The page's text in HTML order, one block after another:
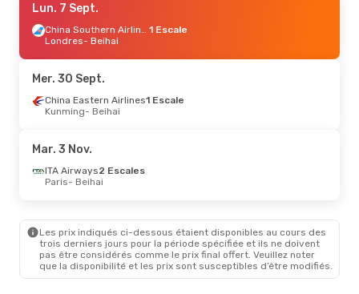
Lun. 7 Sept.
China Southern Airlines 1 Escale
Londres- Beihai
Beihai- Londres
Jeu. 17 Sept.- Jeu. 24 Sept.
China Eastern Airlines
Beihai - Dublin
Lun. 7 Sept.
China Southern Airlines 1 Escale
Londres- Beihai
Mer. 30 Sept.
China Eastern Airlines1 Escale
Kunming- Beihai
Mar. 3 Nov.
ITA Airways2 Escales
Paris- Beihai
Les prix indiqués ci-dessous étaient disponibles au cours des
trois derniers jours pour la période spécifiée et ils ne doivent
pas être considérés comme le prix final offert. Veuillez noter
que la disponibilité et les prix sont susceptibles d’être modifiés.